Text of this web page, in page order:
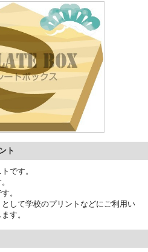
ト
です。
。
して学校のプリントなどにご利用い
す。